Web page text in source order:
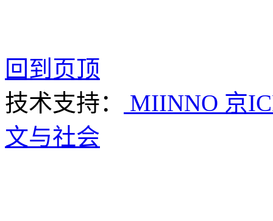
回到页顶
技术支持：
MIINNO 京
文与社会